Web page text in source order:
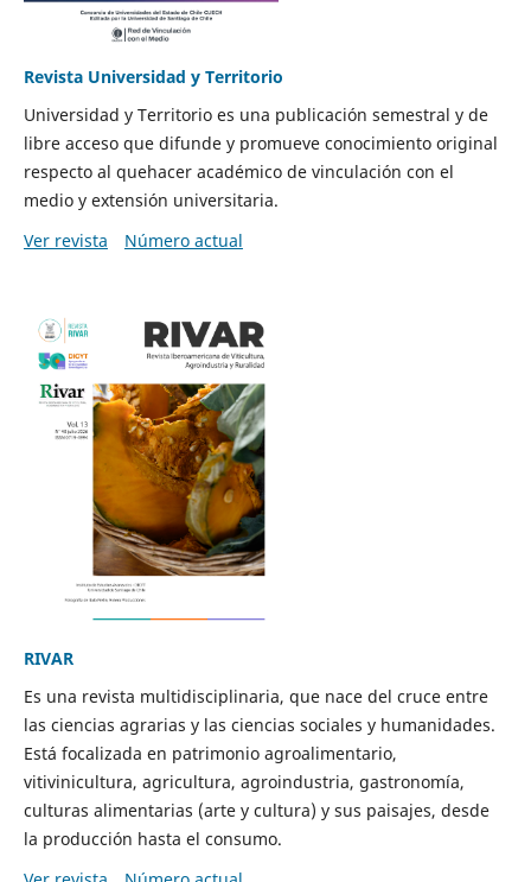
Revista Universidad y Territorio
Universidad y Territorio es una publicación semestral y de
libre acceso que difunde y promueve conocimiento original
respecto al quehacer académico de vinculación con el
medio y extensión universitaria.
Ver revista
Número actual
RIVAR
Es una revista multidisciplinaria, que nace del cruce entre
las ciencias agrarias y las ciencias sociales y humanidades.
Está focalizada en patrimonio agroalimentario,
vitivinicultura, agricultura, agroindustria, gastronomía,
culturas alimentarias (arte y cultura) y sus paisajes, desde
la producción hasta el consumo.